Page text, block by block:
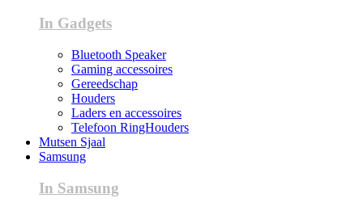
In Gadgets
Bluetooth Speaker
Gaming accessoires
Gereedschap
Houders
Laders en accessoires
Telefoon RingHouders
Mutsen Sjaal
Samsung
In Samsung